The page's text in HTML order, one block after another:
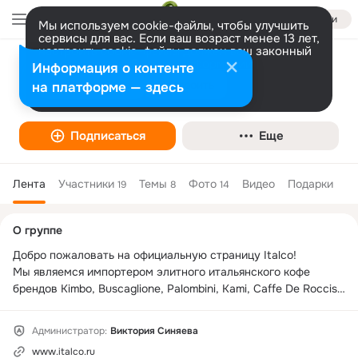
Войти
Мы используем cookie-файлы, чтобы улучшить
сервисы для вас. Если ваш возраст менее 13 лет,
настроить cookie-файлы должен ваш законный
представитель. Больше информации
Разрешить все Настроить
Italco Coffee
Подписаться Еще
Лента Участники 19 Темы 8 Фото 14 Видео Подарки
колонка
О группе
Добро пожаловать на официальную страницу Italco!
Мы являемся импортером элитного итальянского кофе
брендов Kimbo, Buscaglione, Palombini, Kami, Caffe De Roccis
В нашем магазине представлен широкий ассортимент
кофейной и чайной продукции.
Администратор: Виктория Синяева
www.italco.ru
Информация о контенте
на платформе — здесь